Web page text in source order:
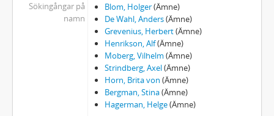
Sökingångar på
namn
Blom, Holger(Ämne)
De Wahl, Anders(Ämne)
Grevenius, Herbert(Ämne)
Henrikson, Alf(Ämne)
Moberg, Vilhelm (Ämne)
Strindberg, Axel(Ämne)
Horn, Brita von (Ämne)
Bergman, Stina(Ämne)
Hagerman, Helge(Ämne)